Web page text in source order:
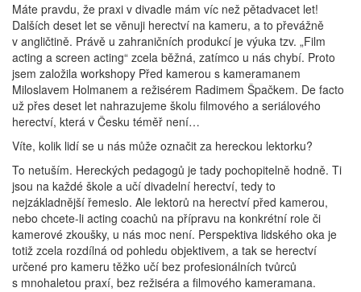
Máte pravdu, že praxi v divadle mám víc než pětadvacet let!
Dalších deset let se věnuji herectví na kameru, a to převážně
v angličtině. Právě u zahraničních produkcí je výuka tzv. „Film
acting a screen acting“ zcela běžná, zatímco u nás chybí. Proto
jsem založila workshopy Před kamerou s kameramanem
Miloslavem Holmanem a režisérem Radimem Špačkem. De facto
už přes deset let nahrazujeme školu filmového a seriálového
herectví, která v Česku téměř není…
Víte, kolik lidí se u nás může označit za hereckou lektorku?
To netuším. Hereckých pedagogů je tady pochopitelně hodně. Ti
jsou na každé škole a učí divadelní herectví, tedy to
nejzákladnější řemeslo. Ale lektorů na herectví před kamerou,
nebo chcete-li acting coachů na přípravu na konkrétní role či
kamerové zkoušky, u nás moc není. Perspektiva lidského oka je
totiž zcela rozdílná od pohledu objektivem, a tak se herectví
určené pro kameru těžko učí bez profesionálních tvůrců
s mnohaletou praxí, bez režiséra a filmového kameramana.